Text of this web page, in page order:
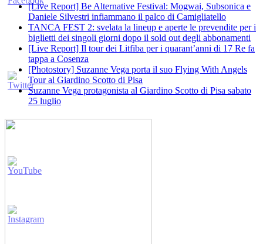
[Live Report] Be Alternative Festival: Mogwai, Subsonica e
Daniele Silvestri infiammano il palco di Camigliatello
TANCA FEST 2: svelata la lineup e aperte le prevendite per i
biglietti dei singoli giorni dopo il sold out degli abbonamenti
[Live Report] Il tour dei Litfiba per i quarant’anni di 17 Re fa
tappa a Cosenza
[Photostory] Suzanne Vega porta il suo Flying With Angels
Tour al Giardino Scotto di Pisa
Suzanne Vega protagonista al Giardino Scotto di Pisa sabato
25 luglio